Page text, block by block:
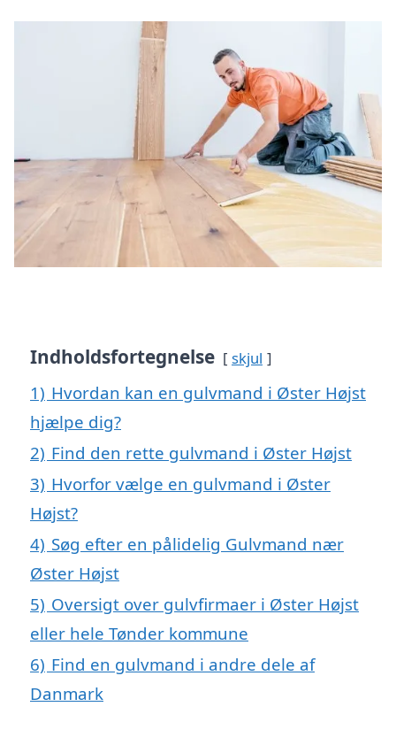
Indholdsfortegnelse skjul
1) Hvordan kan en gulvmand i Øster Højst
hjælpe dig?
2) Find den rette gulvmand i Øster Højst
3) Hvorfor vælge en gulvmand i Øster
Højst?
4) Søg efter en pålidelig Gulvmand nær
Øster Højst
5) Oversigt over gulvfirmaer i Øster Højst
eller hele Tønder kommune
6) Find en gulvmand i andre dele af
Danmark